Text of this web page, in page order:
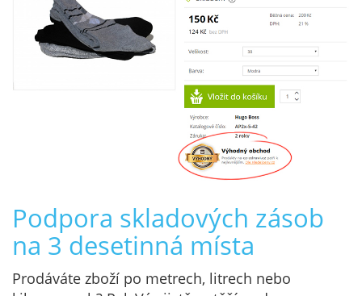
Podpora skladových zásob
na 3 desetinná místa
Prodáváte zboží po metrech, litrech nebo